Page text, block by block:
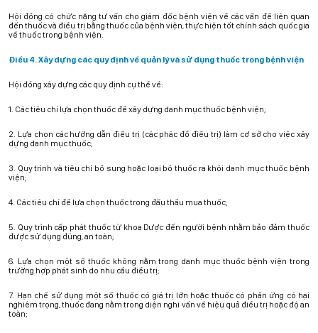
Hội đồng có chức năng tư vấn cho giám đốc bệnh viện về các vấn đề liên quan
đến thuốc và điều trị bằng thuốc của bệnh viện, thực hiện tốt chính sách quốc gia
về thuốc trong bệnh viện.
Điều 4. Xây dựng các quy định về quản lý và sử dụng thuốc trong bệnh viện
Hội đồng xây dựng các quy định cụ thể về:
1. Các tiêu chí lựa chọn thuốc để xây dựng danh mục thuốc bệnh viện;
2. Lựa chọn các hướng dẫn điều trị (các phác đồ điều trị) làm cơ sở cho việc xây
dựng danh mục thuốc;
3. Quy trình và tiêu chí bổ sung hoặc loại bỏ thuốc ra khỏi danh mục thuốc bệnh
viện;
4. Các tiêu chí để lựa chọn thuốc trong đấu thầu mua thuốc;
5. Quy trình cấp phát thuốc từ khoa Dược đến người bệnh nhằm bảo đảm thuốc
được sử dụng đúng, an toàn;
6. Lựa chọn một số thuốc không nằm trong danh mục thuốc bệnh viện trong
trường hợp phát sinh do nhu cầu điều trị;
7. Hạn chế sử dụng một số thuốc có giá trị lớn hoặc thuốc có phản ứng có hại
nghiêm trọng, thuốc đang nằm trong diện nghi vấn về hiệu quả điều trị hoặc độ an
toàn;